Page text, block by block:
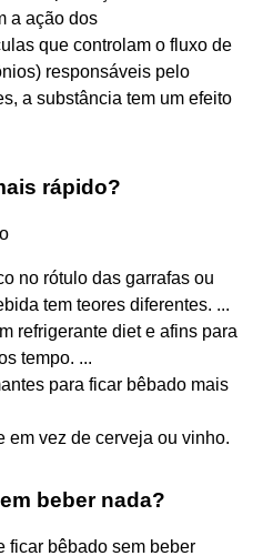
a ação dos
que controlam o fluxo de
responsáveis pelo
a substância tem um efeito
rápido?
no rótulo das garrafas ou
tem teores diferentes. ...
refrigerante diet e afins para
tempo. ...
para ficar bêbado mais
em vez de cerveja ou vinho.
beber nada?
ficar bêbado sem beber